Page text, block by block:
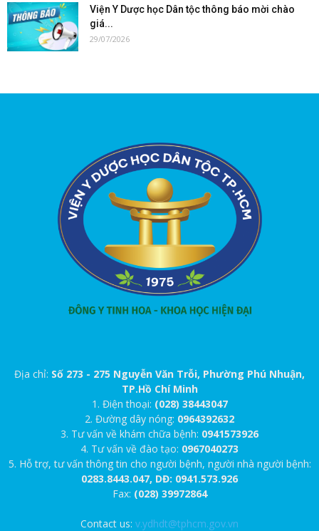
Viện Y Dược học Dân tộc thông báo mời chào
giá...
29/07/2026
Địa chỉ: Số 273 - 275 Nguyễn Văn Trỗi, Phường Phú Nhuận,
TP.Hồ Chí Minh
1. Điện thoại: (028) 38443047
2. Đường dây nóng: 0964392632
3. Tư vấn về khám chữa bệnh: 0941573926
4. Tư vấn về đào tạo: 0967040273
5. Hỗ trợ, tư vấn thông tin cho người bệnh, người nhà người bệnh:
0283.8443.047, DĐ: 0941.573.926
Fax: (028) 39972864
Contact us: v.ydhdt@tphcm.gov.vn